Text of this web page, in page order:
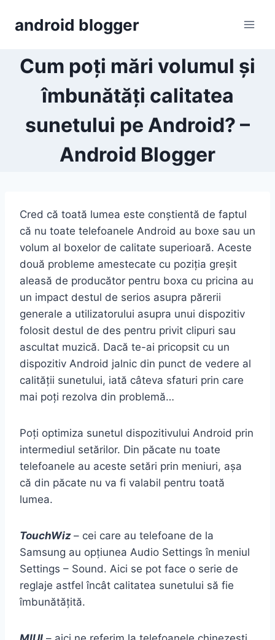
android blogger
Cum poți mări volumul și
îmbunătăți calitatea
sunetului pe Android? –
Android Blogger
Cred că toată lumea este conștientă de faptul
că nu toate telefoanele Android au boxe sau un
volum al boxelor de calitate superioară. Aceste
două probleme amestecate cu poziția greșit
aleasă de producător pentru boxa cu pricina au
un impact destul de serios asupra părerii
generale a utilizatorului asupra unui dispozitiv
folosit destul de des pentru privit clipuri sau
ascultat muzică. Dacă te-ai pricopsit cu un
dispozitiv Android jalnic din punct de vedere al
calității sunetului, iată câteva sfaturi prin care
mai poți rezolva din problemă…
Poți optimiza sunetul dispozitivului Android prin
intermediul setărilor. Din păcate nu toate
telefoanele au aceste setări prin meniuri, așa
că din păcate nu va fi valabil pentru toată
lumea.
TouchWiz – cei care au telefoane de la
Samsung au opțiunea Audio Settings în meniul
Settings – Sound. Aici se pot face o serie de
reglaje astfel încât calitatea sunetului să fie
îmbunătățită.